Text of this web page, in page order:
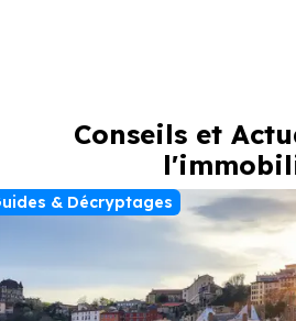
Conseils et
& Décryptages